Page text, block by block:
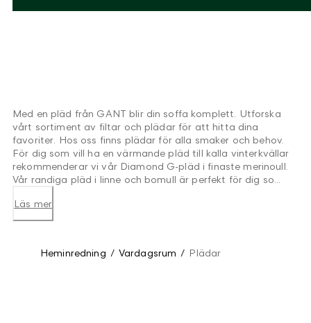
Med en pläd från GANT blir din soffa komplett. Utforska
vårt sortiment av filtar och plädar för att hitta dina
favoriter. Hos oss finns plädar för alla smaker och behov.
För dig som vill ha en värmande pläd till kalla vinterkvällar
rekommenderar vi vår Diamond G-pläd i finaste merinoull.
Vår randiga pläd i linne och bomull är perfekt för dig so...
Läs mer
Heminredning / Vardagsrum / Plädar